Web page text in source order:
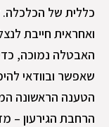
כללית של הכלכלה.
ואחראית חייבת
האבטלה נמוכה,
שאפשר ובוודאי
הטענה הראשונה
הרחבת הגירעון –